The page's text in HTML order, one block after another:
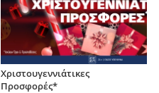
Χριστουγεννιάτικες
Προσφορές*